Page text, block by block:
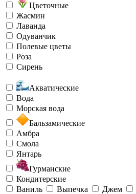
Цветочные
Жасмин
Лаванда
Одуванчик
Полевые цветы
Роза
Сирень
Акватические
Вода
Морская вода
Бальзамические
Амбра
Смола
Янтарь
Гурманские
Кондитерские
Ваниль
Выпечка Джем